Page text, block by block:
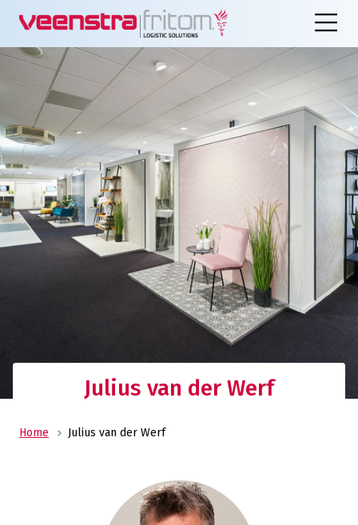
Julius van der Werf
Home Julius van der Werf